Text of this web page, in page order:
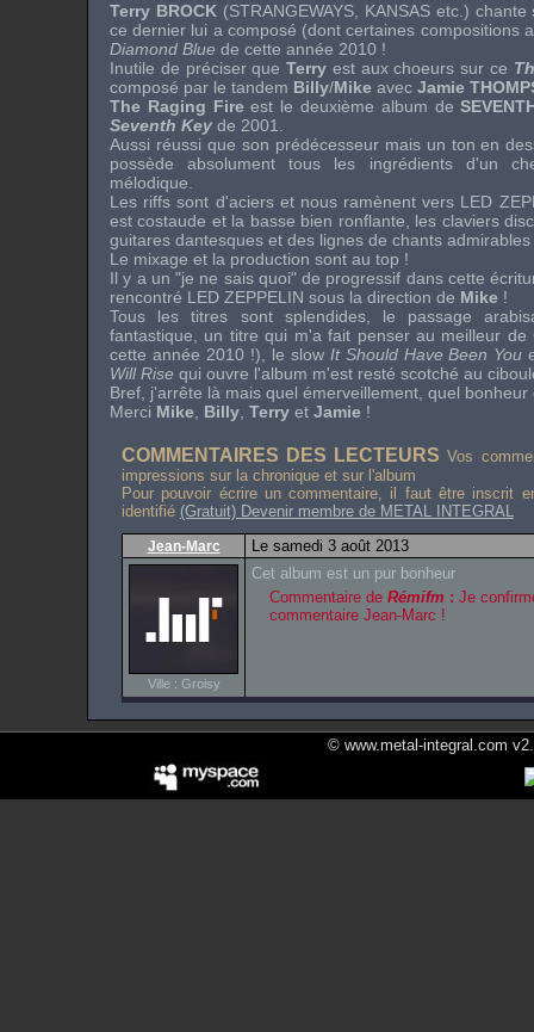
Terry BROCK (STRANGEWAYS, KANSASetc.) chante
ce dernier lui a composé (dont certaines compositions
Diamond Blue de cette année 2010 !
Inutile de préciser queTerry est aux choeurs sur ce
composé par le tandem Billy/Mike avec Jamie
The Raging Fireest le deuxième album de
Seventh Key de 2001.
Aussi réussi que son prédécesseur mais un ton en
possède absolument tous les ingrédients d'un
mélodique.
Les riffs sont d'aciers et nous ramènent vers LED
est costaude et la basse bien ronflante, les claviers
guitares dantesques et des lignes de chants
Le mixage et la production sont au top !
Il y a un "je ne sais quoi" de progressif dans cette
rencontré LED ZEPPELIN sous la direction de Mike !
Tous les titres sont splendides, le passage
fantastique, un titre qui m'a fait penser au meilleur de
cette année 2010 !), le slow It Should Have Been You
Will Rise qui ouvre l'album m'est resté scotché au
Bref, j'arrête là mais quel émerveillement, quel bonheur
Merci Mike Billy Terry et Jamie !
COMMENTAIRES DES LECTEURS Vos
impressions sur la chronique et sur l'album
Pour pouvoir écrire un commentaire, il faut être inscrit
identifié (Gratuit) Devenir membre de METAL INTEGRAL
Jean-Marc Le samedi 3 août 2013
Ville : Groisy
Cet album est un pur bonheur
Commentaire de Rémifm : Je
commentaire Jean-Marc !
© www.metal-integral.com